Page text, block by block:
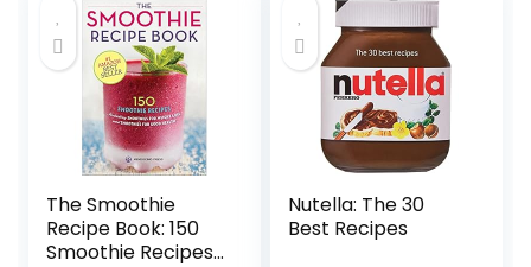
The Smoothie
Recipe Book: 150
Smoothie Recipes
Nutella: The 30
Best Recipes